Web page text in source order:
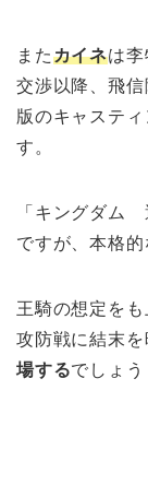
またカイネは
交渉以降、飛
版のキャスティ
す。
「キングダム
ですが、本格
王騎の想定を
攻防戦に結末
場するでしょう